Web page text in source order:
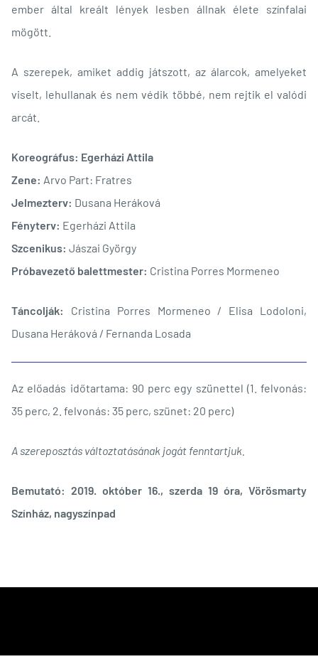
ember által kreált lények lesben állnak élete színfalai
mögött.
A szerepek, amiket addig játszott, az álarcok, amelyeket
viselt, lehullanak és nem védik többé, nem rejtik el valódi
arcát.
Koreográfus: Egerházi Attila
Zene: Arvo Part: Fratres
Jelmezterv: Dusana Heráková
Fényterv: Egerházi Attila
Szcenikus: Jászai György
Próbavezető balettmester: Cristina Porres Mormeneo
Táncolják: Cristina Porres Mormeneo / Elisa Lodoloni,
Dusana Heráková / Fernanda Losada
Az előadás időtartama: 90 perc egy szünettel (1. felvonás:
35 perc, 2. felvonás: 35 perc, szünet: 20 perc)
A szereposztás változtatásának jogát fenntartjuk.
Bemutató: 2019. október 16., szerda 19 óra, Vörösmarty
Színház, nagyszínpad